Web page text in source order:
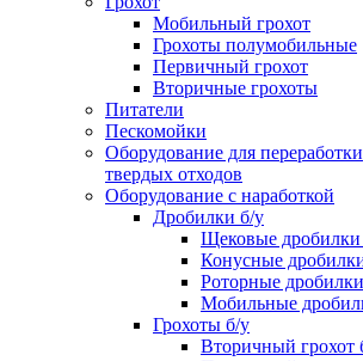
Мобильный грохот
Грохоты полумобильные
Первичный грохот
Вторичные грохоты
Питатели
Пескомойки
Оборудование для переработки
твердых отходов
Оборудование с наработкой
Дробилки б/у
Щековые дробилки
Конусные
Роторные
Мобильные
Грохоты б/у
Вторичный грохот